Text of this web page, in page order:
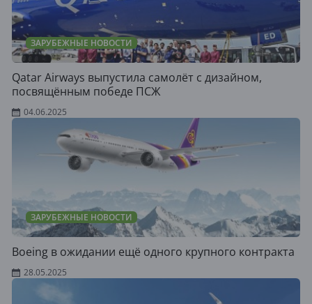
ЗАРУБЕЖНЫЕ НОВОСТИ
Qatar Airways выпустила самолёт с дизайном,
посвящённым победе ПСЖ
04.06.2025
ЗАРУБЕЖНЫЕ НОВОСТИ
Boeing в ожидании ещё одного крупного контракта
28.05.2025